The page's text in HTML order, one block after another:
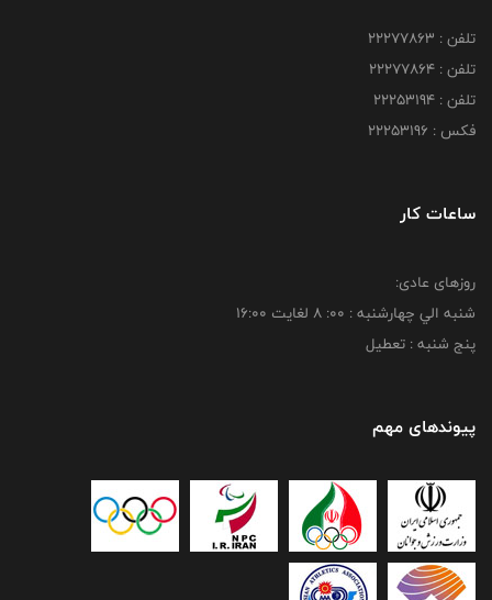
تلفن : 22277863
تلفن : 22277864
تلفن : 22253194
فکس : 22253196
ساعات کار
روزهای عادی:
شنبه الي چهارشنبه : 00: 8 لغايت 16:00
پنج شنبه : تعطیل
پیوندهای مهم